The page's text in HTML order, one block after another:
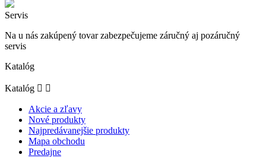
Servis
Na u nás zakúpený tovar zabezpečujeme záručný aj pozáručný
servis
Katalóg
Katalóg  
Akcie a zľavy
Nové produkty
Najpredávanejšie produkty
Mapa obchodu
Predajne